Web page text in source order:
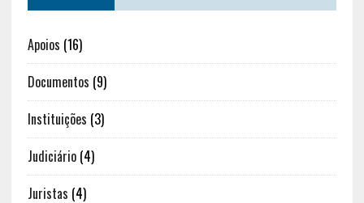
Apoios (16)
Documentos (9)
Instituições (3)
Judiciário(4)
Juristas (4)